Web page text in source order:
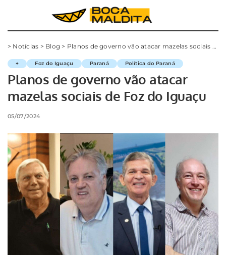
> Notícias > Blog > Planos de governo vão atacar mazelas sociais de Foz do Iguaçu
+ Foz do Iguaçu Paraná Política do Paraná
Planos de governo vão atacar
mazelas sociais de Foz do Iguaçu
05/07/2024